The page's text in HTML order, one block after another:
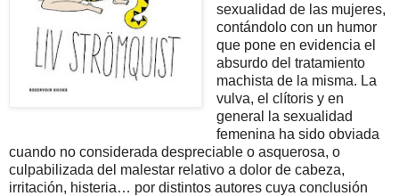
sexualidad de las mujeres,
contándolo con un humor
que pone en evidencia el
absurdo del tratamiento
machista de la misma. La
vulva, el clítoris y en
general la sexualidad
femenina ha sido obviada
cuando no considerada despreciable o asquerosa, o
culpabilizada del malestar relativo a dolor de cabeza,
irritación, histeria… por distintos autores cuya conclusión